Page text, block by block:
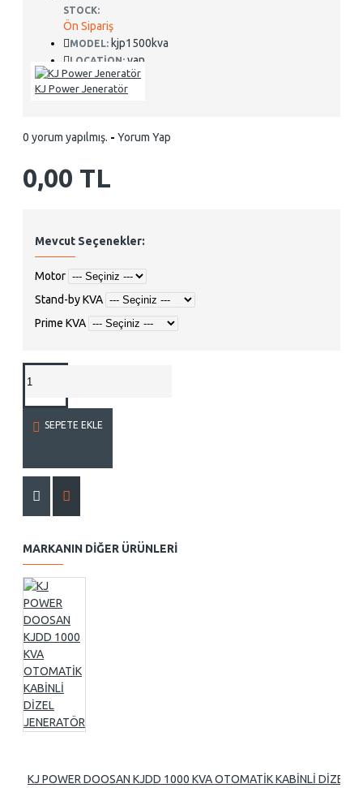
STOCK:
Ön Sipariş
MODEL: kjp1500kva
LOCATION: van
KJ Power Jeneratör
0 yorum yapılmış. - Yorum Yap
0,00 TL
Mevcut Seçenekler:
Motor
Stand-by KVA
Prime KVA
SEPETE EKLE
MARKANIN DIĞER ÜRÜNLERI
KJ POWER DOOSAN KJDD 1000 KVA OTOMATİK KABİNLİ DİZEL